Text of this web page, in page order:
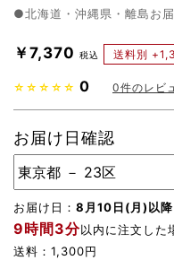
●北海道・沖縄県・離島お
￥7,370 税込 送料別
☆☆☆☆☆ 0 0件のレビ
お届け日確認
お届け日： 8月10日(月)以降
9時間3分以内に注文した
送料：1,300円